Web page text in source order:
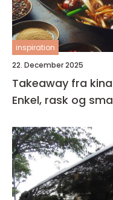
inspiration
22. December 2025
Takeaway fra
Enkel, rask og